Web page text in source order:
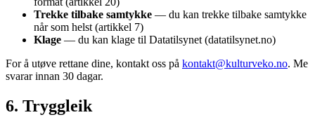
Trekke tilbake samtykke — du kan trekke tilbake samtykke
når som helst (artikkel 7)
Klage — du kan klage til Datatilsynet (datatilsynet.no)
For å utøve rettane dine, kontakt oss på kontakt@kulturveko.no. Me
svarar innan 30 dagar.
6. Tryggleik